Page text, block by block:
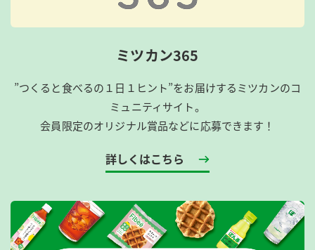
ミツカン365
”つくると食べるの１日１ヒント”をお届けするミツカンのコ
ミュニティサイト。
会員限定のオリジナル賞品などに応募できます！
詳しくはこちら